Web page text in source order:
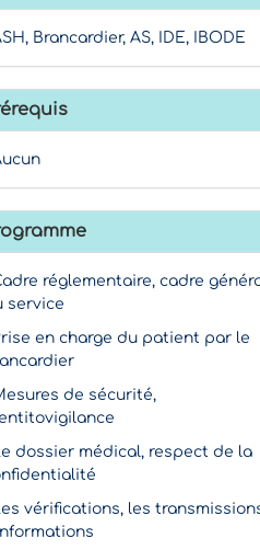
Brancardier, AS, IDE, IBODE
réglementaire, cadre
service
en charge du patient par le
de sécurité,
dossier médical, respect de la
vérifications, les